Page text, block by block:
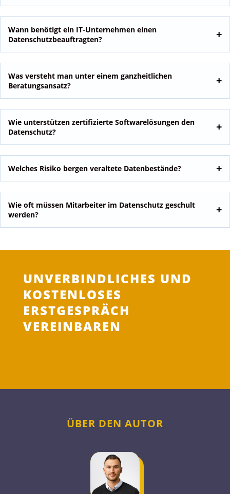
Wann benötigt ein IT-Unternehmen einen
Datenschutzbeauftragten?
Was versteht man unter einem ganzheitlichen
Beratungsansatz?
Wie unterstützen zertifizierte Softwarelösungen den
Datenschutz?
Welches Risiko bergen veraltete Datenbestände?
Wie oft müssen Mitarbeiter im Datenschutz geschult
werden?
UNVERBINDLICHES UND
KOSTENLOSES
ERSTGESPRÄCH
VEREINBAREN
ÜBER DEN AUTOR